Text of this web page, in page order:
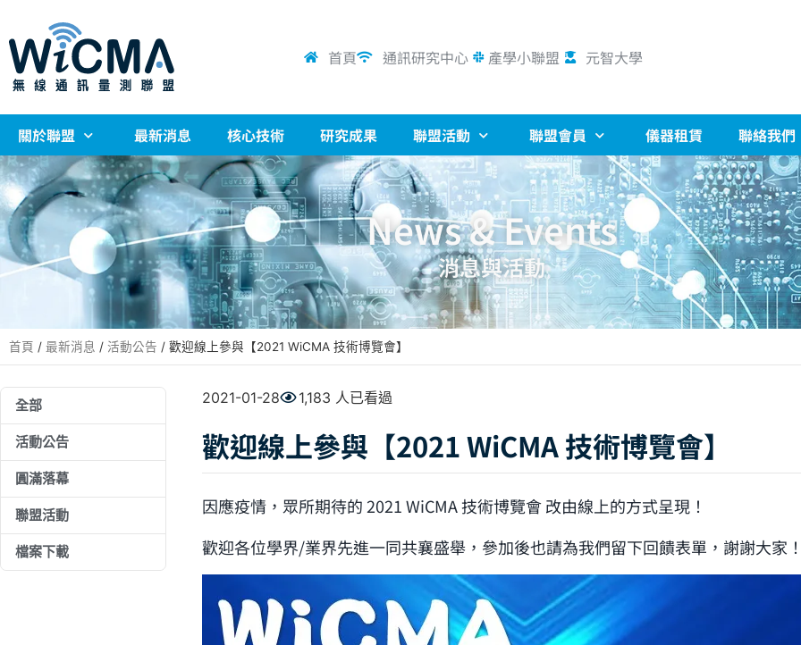
首頁 通訊研究中心 產學小聯盟 元智大學
關於聯盟 最新消息 核心技術 研究成果 聯盟活動 聯盟會員 儀器租賃 聯絡我們
News & Events
消息與活動
首頁 / 最新消息 / 活動公告 / 歡迎線上參與【2021 WiCMA 技術博覽會】
全部
活動公告
圓滿落幕
聯盟活動
檔案下載
2021-01-28 1,183 人已看過
歡迎線上參與【2021 WiCMA 技術博覽會】
因應疫情，眾所期待的 2021 WiCMA 技術博覽會 改由線上的方式呈現！
歡迎各位學界/業界先進一同共襄盛舉，參加後也請為我們留下回饋表單，謝謝大家